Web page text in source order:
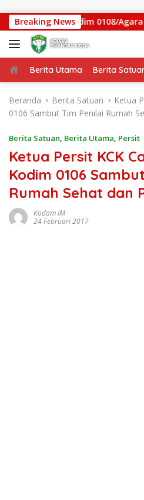
Breaking News
Gantung Kodim 0108/Agara
Beranda
Berita Utama Berita
Beranda Berita Satuan
Ketua
0106 Sambut Tim Penilai Rumah
Berita Satuan, Berita Utama, Persit
Ketua Persit KCK
Kodim 0106
Rumah Sehat dan
Kodam IM
24 Februari 2017